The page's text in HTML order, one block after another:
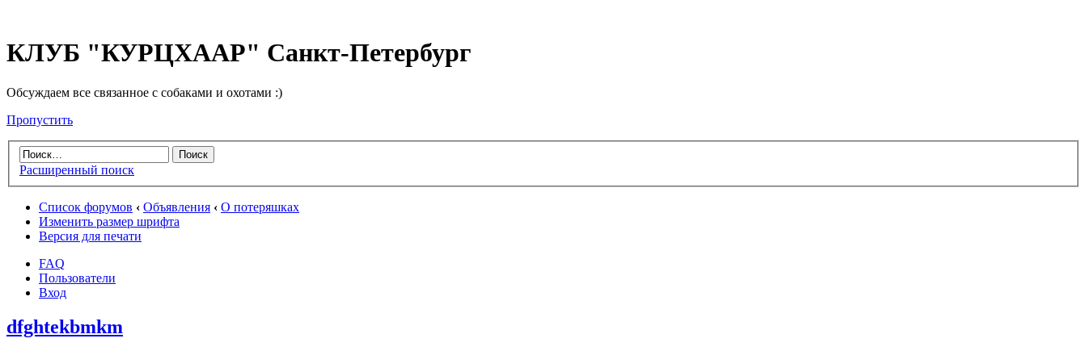
КЛУБ "КУРЦХААР" Санкт-Петербург
Обсуждаем все связанное с собаками и охотами :)
Пропустить
Расширенный поиск
Список форумов ‹ Объявления ‹ О потеряшках
Изменить размер шрифта
Версия для печати
FAQ
Пользователи
Вход
dfghtekbmkm